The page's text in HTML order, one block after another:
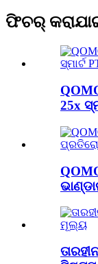
ଫିଚର୍
25x